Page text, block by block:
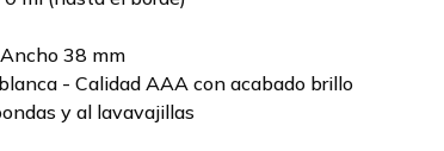
38 mm
- Calidad AAA con acabado brillo
y al lavavajillas